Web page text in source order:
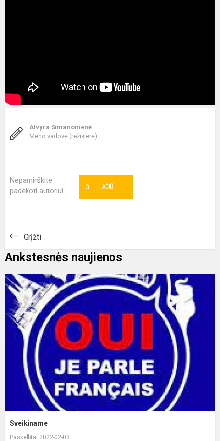
Alvyra Simanonienė
Meno vadovė (režisierė)
Nepamirškite
padėkoti autoriui
AČIŪ
3
Grįžti
Ankstesnės naujienos
Sveikiname
Paskelbta: 2022-02-03